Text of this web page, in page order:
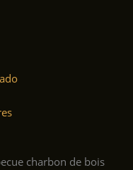
charbon de bois